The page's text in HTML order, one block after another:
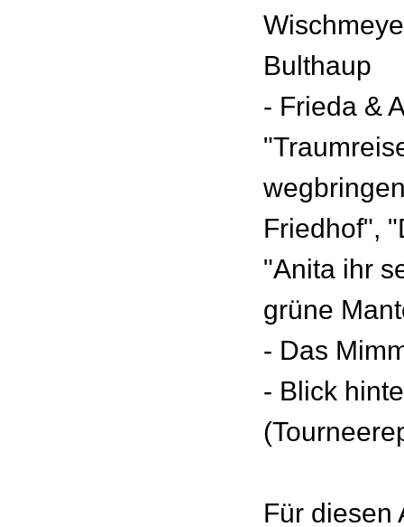
Bulthaup
- Frieda &
Friedhof",
"Anita ihr
grüne
- Das
- Blick
Für diesen